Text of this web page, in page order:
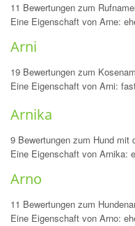
11 Bewertungen zum
Eine Eigenschaft von Arne:
Arni
19 Bewertungen zum
Eine Eigenschaft von Arni:
Arnika
9 Bewertungen zum Hund mit
Eine Eigenschaft von Arnika:
Arno
11 Bewertungen zum
Eine Eigenschaft von Arno: